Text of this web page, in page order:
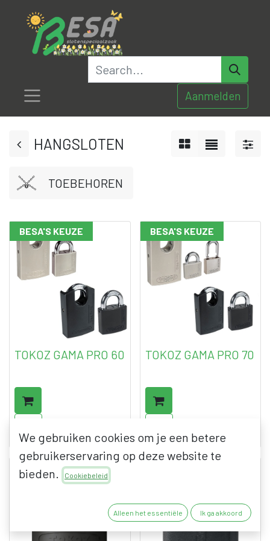
Aanmelden
HANGSLOTEN
TOEBEHOREN
BESA'S KEUZE
TOKOZ GAMA PRO 60
98,32
excl. BTW
BESA'S KEUZE
TOKOZ GAMA PRO 70
111,04
excl. BTW
We gebruiken cookies om je een betere
gebruikerservaring op deze website te
bieden.
Cookiebeleid
Alleen het essentiële Ik ga akkoord